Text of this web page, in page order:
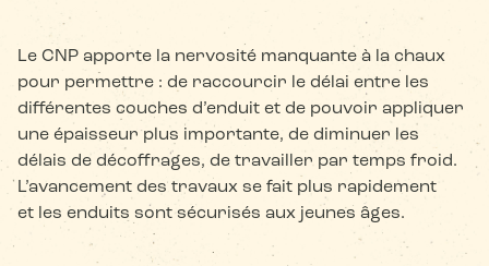
Le CNP apporte la nervosité manquante à la chaux
pour permettre : de raccourcir le délai entre les
différentes couches d’enduit et de pouvoir appliquer
une épaisseur plus importante, de diminuer les
délais de décoffrages, de travailler par temps froid.
L’avancement des travaux se fait plus rapidement
et les enduits sont sécurisés aux jeunes âges.